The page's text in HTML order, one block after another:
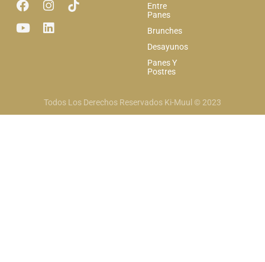
Entre
Panes
Brunches
Desayunos
Panes Y
Postres
Todos Los Derechos Reservados Ki-Muul © 2023